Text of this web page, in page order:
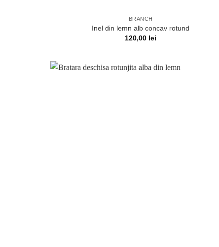
BRANCH
Inel din lemn alb concav rotund
120,00 lei